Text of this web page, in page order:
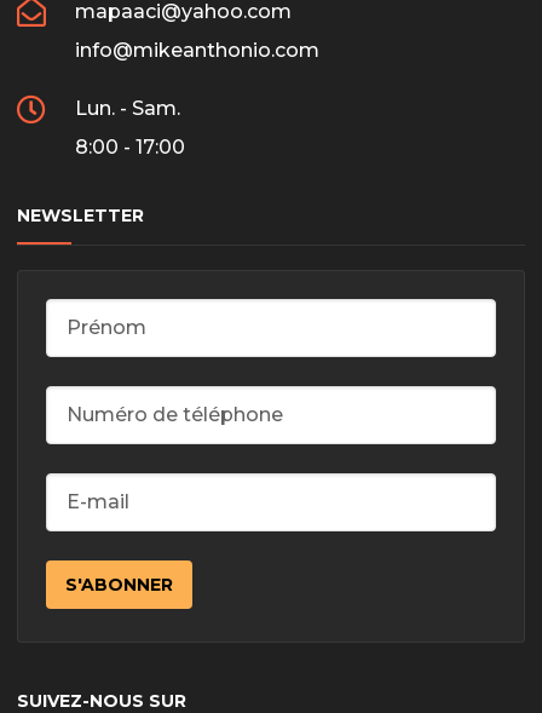
mapaaci@yahoo.com
info@mikeanthonio.com
Lun. - Sam.
8:00 - 17:00
NEWSLETTER
SUIVEZ-NOUS SUR